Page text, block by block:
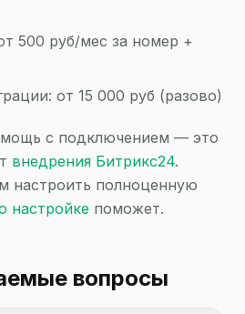
500 руб/мес за номер +
от 15 000 руб (разово)
с подключением — это
внедрения Битрикс24.
настроить полноценную
настройке поможет.
вопросы